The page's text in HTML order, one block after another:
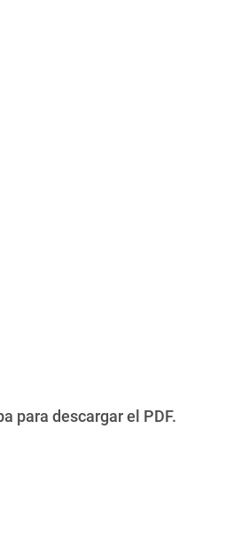
para descargar el PDF.